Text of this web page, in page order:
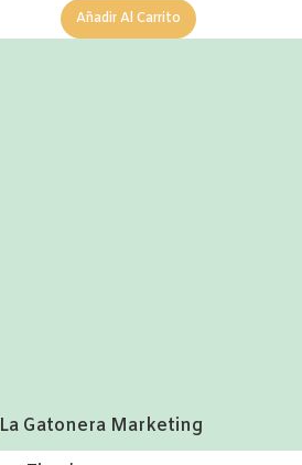
Añadir Al Carrito
La Gatonera Marketing